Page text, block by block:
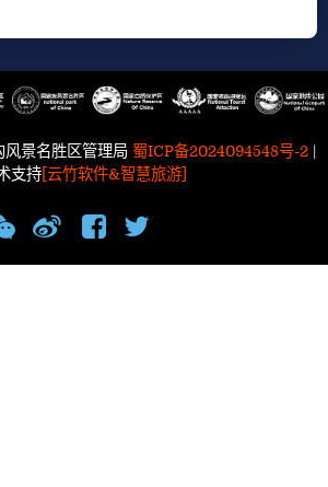
景名胜区管理局 蜀ICP备2024094548号-2 |
支持[云竹软件&智慧旅游]